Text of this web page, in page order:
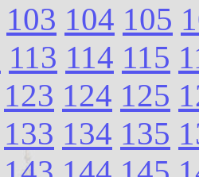
103 104 105
113 114 115
123 124 125
133 134 135